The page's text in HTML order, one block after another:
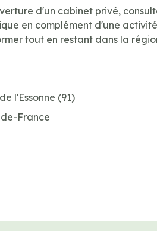
d'un cabinet privé,
en complément d'une
tout en restant dans la
l'Essonne (91)
France